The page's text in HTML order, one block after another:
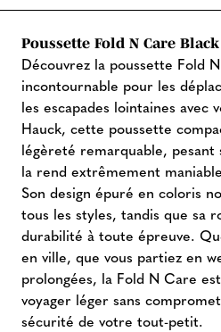
Poussette Fold N Care Black
Découvrez la poussette Fold
incontournable pour les
les escapades lointaines
Hauck, cette poussette
légèreté remarquable, pesant
la rend extrêmement
Son design épuré en coloris
tous les styles, tandis que sa
durabilité à toute épreuve.
en ville, que vous partiez en
prolongées, la Fold N Care
voyager léger sans
sécurité de votre tout-petit.